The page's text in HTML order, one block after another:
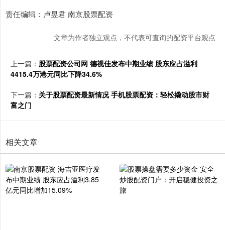
责任编辑：卢昱君 南京股票配资
文章为作者独立观点，不代表可查询的配资平台观点
上一篇： 股票配资公司网 德视佳发布中期业绩 股东应占溢利
4415.4万港元同比下降34.6%
下一篇： 关于股票配资最新情况 手机股票配资：轻松撬动股市财
富之门
相关文章